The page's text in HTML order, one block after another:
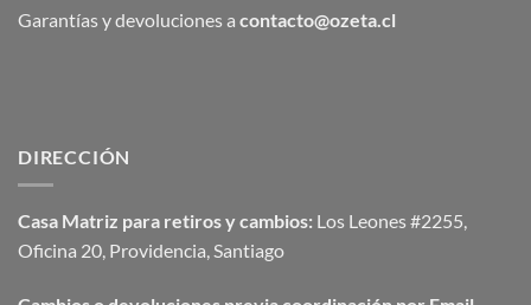
Garantías y devoluciones a contacto@ozeta.cl
DIRECCIÓN
Casa Matriz para retiros y cambios: Los Leones #2255,
Oficina 20, Providencia, Santiago